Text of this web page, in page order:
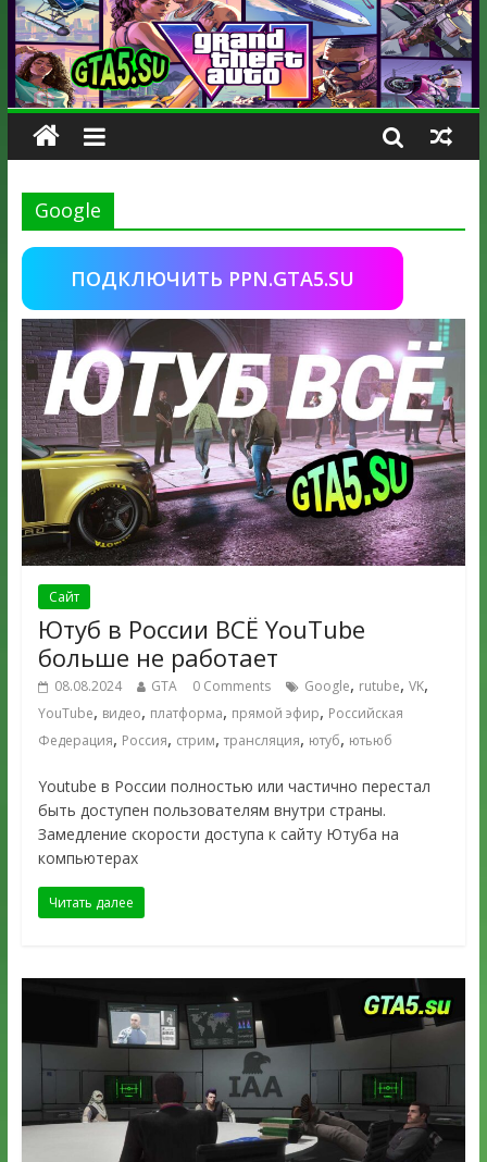
Google
ПОДКЛЮЧИТЬ PPN.GTA5.SU
Сайт
Ютуб в России ВСЁ YouTube
больше не работает
08.08.2024 GTA 0 Comments Google, rutube, VK,
YouTube, видео, платформа, прямой эфир, Российская
Федерация, Россия, стрим, трансляция, ютуб, ютьюб
Youtube в России полностью или частично перестал
быть доступен пользователям внутри страны.
Замедление скорости доступа к сайту Ютуба на
компьютерах
Читать далее